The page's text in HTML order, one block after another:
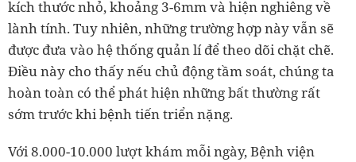
kích thước nhỏ, khoảng 3-6mm và hiện nghiêng về
lành tính. Tuy nhiên, những trường hợp này vẫn sẽ
được đưa vào hệ thống quản lí để theo dõi chặt chẽ.
Điều này cho thấy nếu chủ động tầm soát, chúng ta
hoàn toàn có thể phát hiện những bất thường rất
sớm trước khi bệnh tiến triển nặng.
Với 8.000-10.000 lượt khám mỗi ngày, Bệnh viện